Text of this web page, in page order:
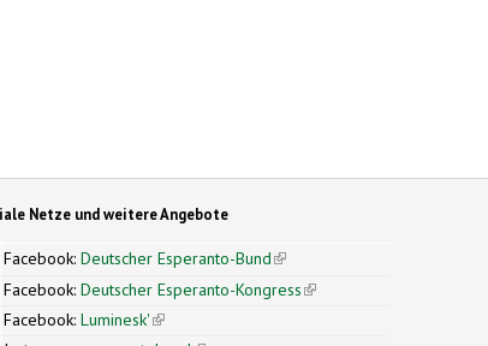
Netze und weitere Angebote
Facebook:Deutscher Esperanto-Bund(link is external)
Facebook:Deutscher Esperanto-Kongress(link is external)
Facebook:Luminesk'(link is external)